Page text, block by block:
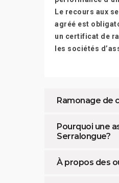
Le recours aux
agréé est
un certificat de
les sociétés
Ramonage de
Pourquoi une
Serralongue?
À propos des